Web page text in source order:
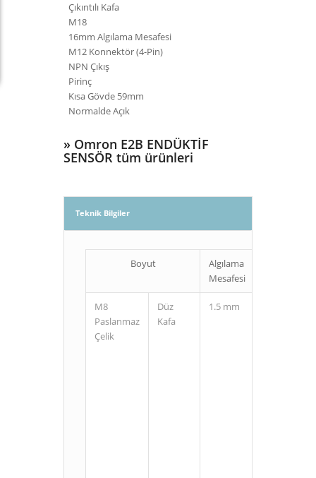
Çıkıntılı Kafa
M18
16mm Algılama Mesafesi
M12 Konnektör (4-Pin)
NPN Çıkış
Pirinç
Kısa Gövde 59mm
Normalde Açık
» Omron E2B ENDÜKTİF
SENSÖR tüm ürünleri
Teknik Bilgiler
Boyut
Algılama
Mesafesi
M8
Paslanmaz
Çelik
Düz
Kafa
1.5 mm